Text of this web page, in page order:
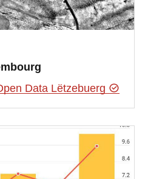
Data Lëtzebuerg